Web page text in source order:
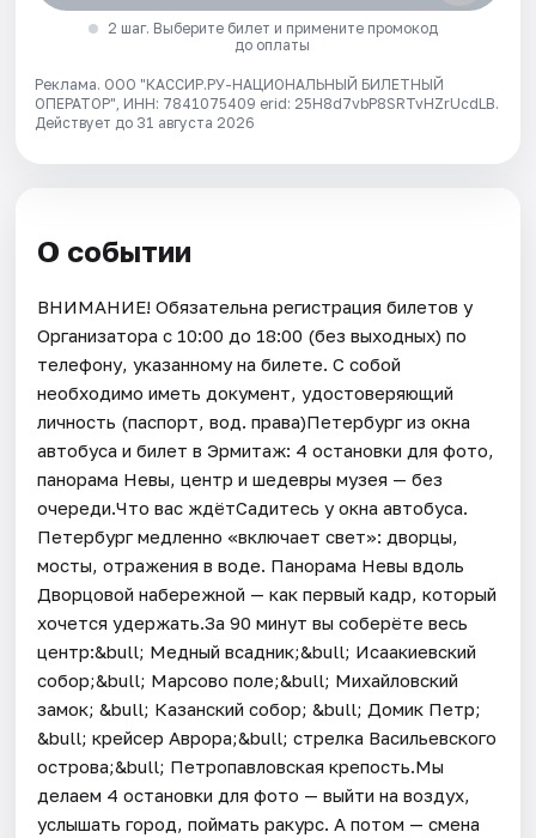
2 шаг. Выберите билет и примените промокод
до оплаты
Реклама. ООО "КАССИР.РУ-НАЦИОНАЛЬНЫЙ БИЛЕТНЫЙ
ОПЕРАТОР", ИНН: 7841075409 erid: 25H8d7vbP8SRTvHZrUcdLB.
Действует до 31 августа 2026
О событии
ВНИМАНИЕ! Обязательна регистрация билетов у
Организатора c 10:00 до 18:00 (без выходных) по
телефону, указанному на билете. С собой
необходимо иметь документ, удостоверяющий
личность (паспорт, вод. права)Петербург из окна
автобуса и билет в Эрмитаж: 4 остановки для фото,
панорама Невы, центр и шедевры музея — без
очереди.Что вас ждётСадитесь у окна автобуса.
Петербург медленно «включает свет»: дворцы,
мосты, отражения в воде. Панорама Невы вдоль
Дворцовой набережной — как первый кадр, который
хочется удержать.За 90 минут вы соберёте весь
центр:&bull; Медный всадник;&bull; Исаакиевский
собор;&bull; Марсово поле;&bull; Михайловский
замок; &bull; Казанский собор; &bull; Домик Петр;
&bull; крейсер Аврора;&bull; стрелка Васильевского
острова;&bull; Петропавловская крепость.Мы
делаем 4 остановки для фото — выйти на воздух,
услышать город, поймать ракурс. А потом — смена